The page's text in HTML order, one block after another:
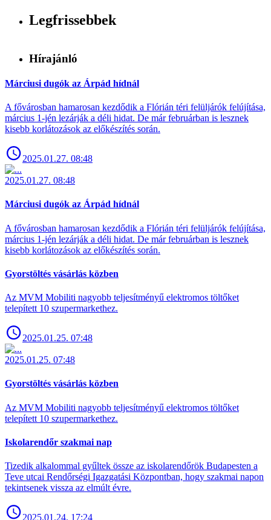
Legfrissebbek
Hírajánló
Márciusi dugók az Árpád hídnál
A fővárosban hamarosan kezdődik a Flórián téri felüljárók felújítása,
március 1-jén lezárják a déli hidat. De már februárban is lesznek
kisebb korlátozások az előkészítés során.
2025.01.27. 08:48
2025.01.27. 08:48
Márciusi dugók az Árpád hídnál
A fővárosban hamarosan kezdődik a Flórián téri felüljárók felújítása,
március 1-jén lezárják a déli hidat. De már februárban is lesznek
kisebb korlátozások az előkészítés során.
Gyorstöltés vásárlás közben
Az MVM Mobiliti nagyobb teljesítményű elektromos töltőket
telepített 10 szupermarkethez.
2025.01.25. 07:48
2025.01.25. 07:48
Gyorstöltés vásárlás közben
Az MVM Mobiliti nagyobb teljesítményű elektromos töltőket
telepített 10 szupermarkethez.
Iskolarendőr szakmai nap
Tizedik alkalommal gyűltek össze az iskolarendőrök Budapesten a
Teve utcai Rendőrségi Igazgatási Központban, hogy szakmai napon
tekintsenek vissza az elmúlt évre.
2025.01.24. 17:24